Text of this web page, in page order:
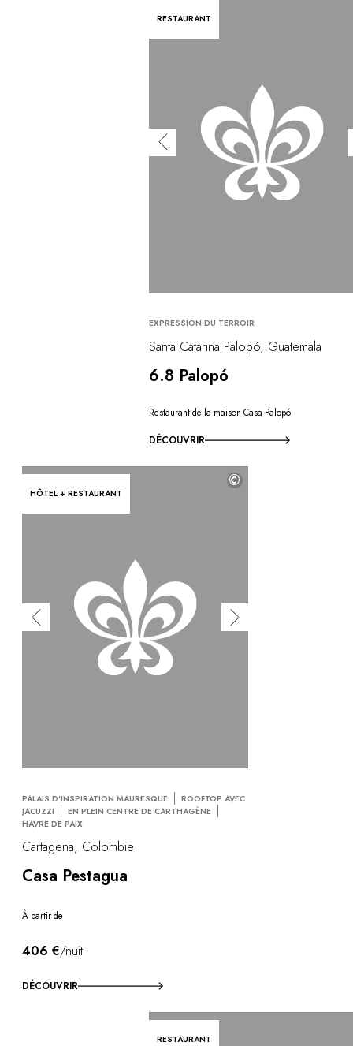
RESTAURANT
EXPRESSION DU TERROIR
Santa Catarina Palopó, Guatemala
6.8 Palopó
Restaurant de la maison Casa Palopó
DÉCOUVRIR
HÔTEL + RESTAURANT
©
PALAIS D'INSPIRATION MAURESQUE
ROOFTOP AVEC
JACUZZI
EN PLEIN CENTRE DE CARTHAGÈNE
HAVRE DE PAIX
Cartagena, Colombie
Casa Pestagua
À partir de
406 €/nuit
DÉCOUVRIR
RESTAURANT